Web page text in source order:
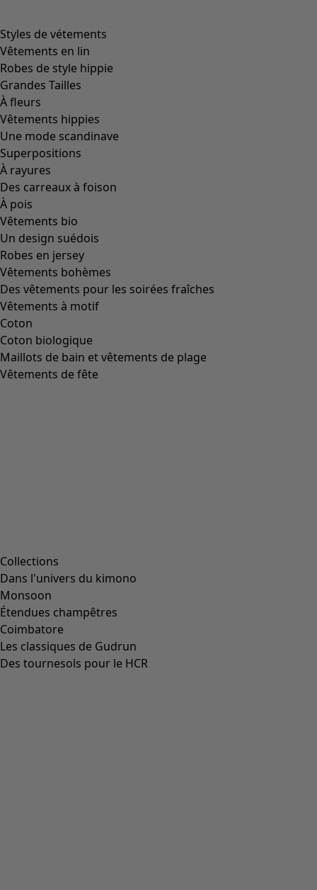
Styles de vétements
Vêtements en lin
Robes de style hippie
Grandes Tailles
À fleurs
Vêtements hippies
Une mode scandinave
Superpositions
À rayures
Des carreaux à foison
À pois
Vêtements bio
Un design suédois
Robes en jersey
Vêtements bohèmes
Des vêtements pour les soirées fraîches
Vêtements à motif
Coton
Coton biologique
Maillots de bain et vêtements de plage
Vêtements de fête
Collections
Dans l'univers du kimono
Monsoon
Étendues champêtres
Coimbatore
Les classiques de Gudrun
Des tournesols pour le HCR